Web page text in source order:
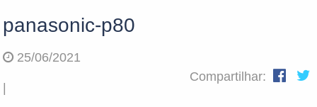
panasonic-p80
25/06/2021
|
Compartilhar: